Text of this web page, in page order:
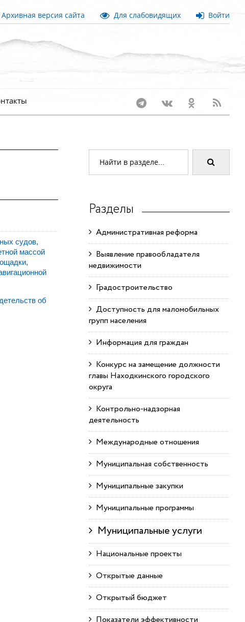
Архивная версия сайта Для слабовидящих Войти
судов,
массой
об
Разделы
Административная реформа
Выявление правообладателя
недвижимости
Градостроительство
Доступность для маломобильных
групп населения
Информация для граждан
Конкурс на замещение должности
главы Находкинского городского
округа
Контрольно-надзорная
деятельность
Международные отношения
Муниципальная собственность
Муниципальные закупки
Муниципальные программы
Муниципальные услуги
Национальные проекты
Открытые данные
Открытый бюджет